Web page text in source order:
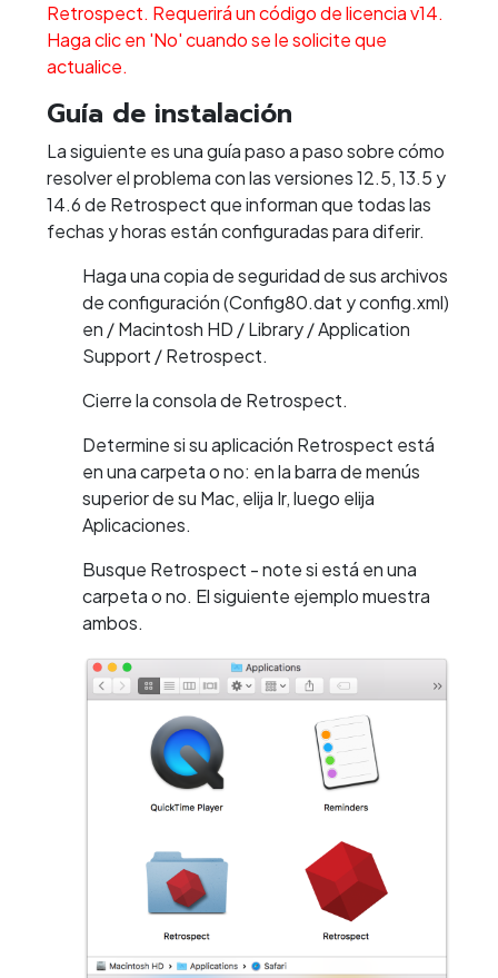
Retrospect. Requerirá un código de licencia v14.
Haga clic en 'No' cuando se le solicite que
actualice.
Guía de instalación
La siguiente es una guía paso a paso sobre cómo
resolver el problema con las versiones 12.5, 13.5 y
14.6 de Retrospect que informan que todas las
fechas y horas están configuradas para diferir.
Haga una copia de seguridad de sus archivos
de configuración (Config80.dat y config.xml)
en / Macintosh HD / Library / Application
Support / Retrospect.
Cierre la consola de Retrospect.
Determine si su aplicación Retrospect está
en una carpeta o no: en la barra de menús
superior de su Mac, elija Ir, luego elija
Aplicaciones.
Busque Retrospect - note si está en una
carpeta o no. El siguiente ejemplo muestra
ambos.